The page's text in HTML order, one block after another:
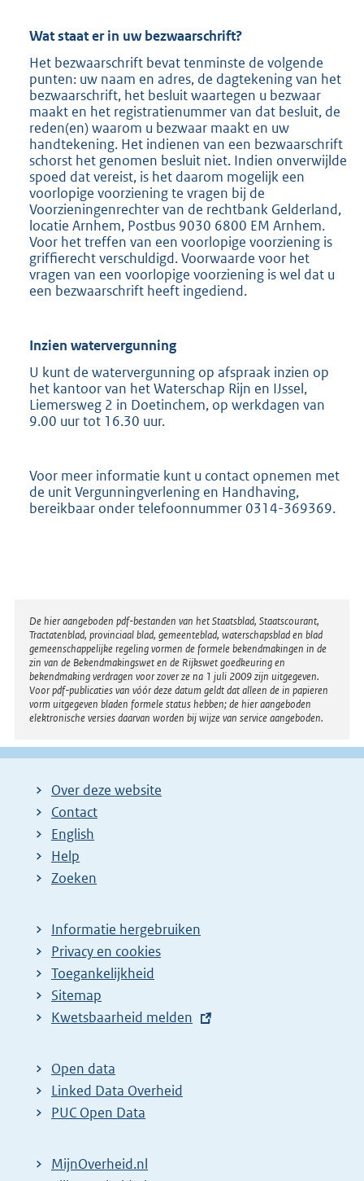
Wat staat er in uw bezwaarschrift?
Het bezwaarschrift bevat tenminste de volgende
punten: uw naam en adres, de dagtekening van het
bezwaarschrift, het besluit waartegen u bezwaar
maakt en het registratienummer van dat besluit, de
reden(en) waarom u bezwaar maakt en uw
handtekening. Het indienen van een bezwaarschrift
schorst het genomen besluit niet. Indien onverwijlde
spoed dat vereist, is het daarom mogelijk een
voorlopige voorziening te vragen bij de
Voorzieningenrechter van de rechtbank Gelderland,
locatie Arnhem, Postbus 9030 6800 EM Arnhem.
Voor het treffen van een voorlopige voorziening is
griffierecht verschuldigd. Voorwaarde voor het
vragen van een voorlopige voorziening is wel dat u
een bezwaarschrift heeft ingediend.
Inzien watervergunning
U kunt de watervergunning op afspraak inzien op
het kantoor van het Waterschap Rijn en IJssel,
Liemersweg 2 in Doetinchem, op werkdagen van
9.00 uur tot 16.30 uur.
Voor meer informatie kunt u contact opnemen met
de unit Vergunningverlening en Handhaving,
bereikbaar onder telefoonnummer 0314-369369.
Disclaimer
De hier aangeboden pdf-bestanden van het Staatsblad, Staatscourant,
Tractatenblad, provinciaal blad, gemeenteblad, waterschapsblad en blad
gemeenschappelijke regeling vormen de formele bekendmakingen in de
zin van de Bekendmakingswet en de Rijkswet goedkeuring en
bekendmaking verdragen voor zover ze na 1 juli 2009 zijn uitgegeven.
Voor pdf-publicaties van vóór deze datum geldt dat alleen de in papieren
vorm uitgegeven bladen formele status hebben; de hier aangeboden
elektronische versies daarvan worden bij wijze van service aangeboden.
Over deze website
Contact
English
Help
Zoeken
Informatie hergebruiken
Privacy en cookies
Toegankelijkheid
Sitemap
E
t
e
r
l
Kwetsbaarheid melden
Open data
Linked Data Overheid
PUC Open Data
MijnOverheid.nl